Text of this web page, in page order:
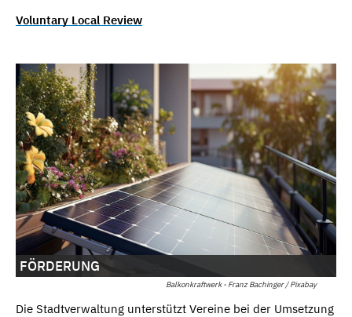
Voluntary Local Review
Balkonkraftwerk - Franz Bachinger / Pixabay
FÖRDERUNG
Die Stadtverwaltung unterstützt Vereine bei der Umsetzung